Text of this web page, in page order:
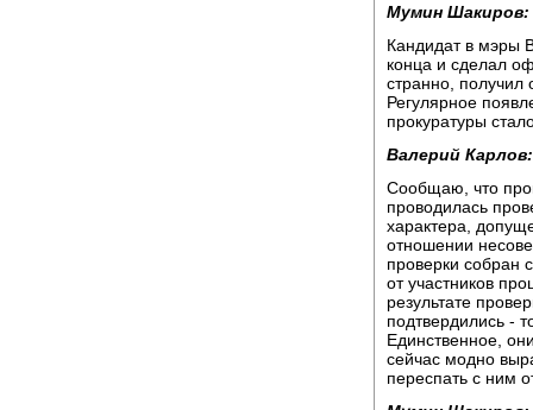
Мумин Шакиров:
Кандидат в мэры
конца и сделал
странно, получил
Регулярное
прокуратуры
Валерий Карлов:
Сообщаю, что
проводилась
характера,
отношении
проверки собран
от участников
результате
подтвердились -
Единственное,
сейчас модно
переспать с ним